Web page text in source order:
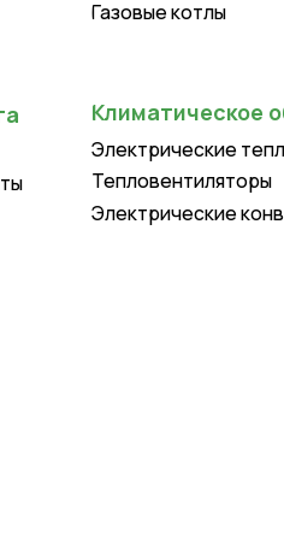
Электрические конвекторы
Климатическое